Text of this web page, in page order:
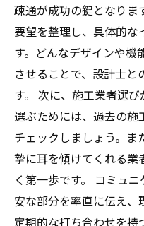
疎通が成功の鍵となりま
要望を整理し、具体的
す。どんなデザインや機
させることで、設計士と
す。 次に、施工業者選
選ぶためには、過去の施
チェックしましょう。
摯に耳を傾けてくれる
く第一歩です。 コミュ
安な部分を率直に伝え、
定期的な打ち合わせを